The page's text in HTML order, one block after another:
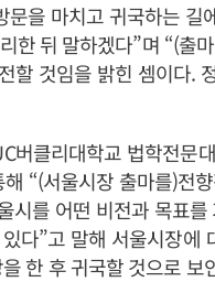
을 마치고 귀국하는
한 뒤 말하겠다”며 “(출
할 것임을 밝힌 셈이다.
버클리대학교 법학전문
“(서울시장 출마를)전
시를 어떤 비전과 목표
다”고 말해 서울시장
한 후 귀국할 것으로 보